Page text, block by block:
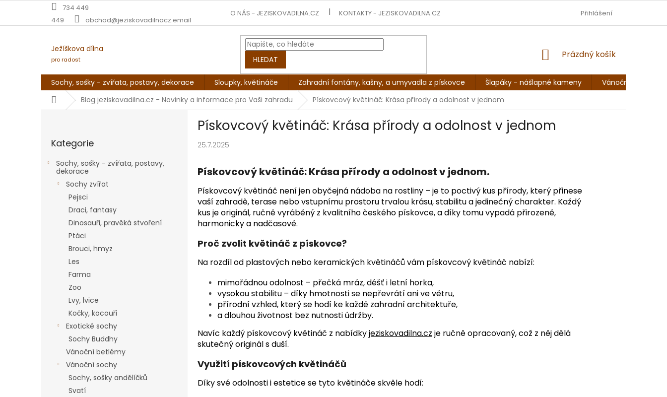
obsah
734 449
449
obchod@jeziskovadilnacz.email
O NÁS - JEZISKOVADILNA.CZ KONTAKTY - JEZISKOVADILNA.CZ OBCHODNÍ PODMÍNKY
Přihlášení
Ježíškova dílna
pro radost HLEDAT
NÁKUPNÍ
Prázdný košík
Sochy, sošky - zvířata, postavy, dekorace Sloupky, květináče Zahradní fontány, kašny, a umyvadla z pískovce Šlapáky - nášlapné kameny
Vánoční sochy,
DomůBlog jeziskovadilna.cz - Novinky a informace pro Vaši zahradu Pískovcový květináč: Krása přírody a odolnost v jednom
kategorie
Kategorie
Sochy, sošky - zvířata, postavy,
dekorace
Sochy zvířat
Pejsci
Draci, fantasy
Dinosauři, pravěká stvoření
Ptáci
Brouci, hmyz
Les
Farma
Zoo
Lvy, lvice
Kočky, kocouři
Exotické sochy
Sochy Buddhy
Vánoční betlémy
Vánoční sochy
Sochy, sošky andělíčků
Svatí
Pískovcový květináč: Krása přírody a odolnost v jednom
25.7.2025
Pískovcový květináč: Krása přírody a odolnost v jednom.
Pískovcový květináč není jen obyčejná nádoba na rostliny – je to poctivý kus přírody, který přinese
vaší zahradě, terase nebo vstupnímu prostoru trvalou krásu, stabilitu a jedinečný charakter. Každý
kus je originál, ručně vyráběný z kvalitního českého pískovce, a díky tomu vypadá přirozeně,
harmonicky a nadčasově.
Proč zvolit květináč z pískovce?
Na rozdíl od plastových nebo keramických květináčů vám pískovcový květináč nabízí:
mimořádnou odolnost – přečká mráz, déšť i letní horka,
vysokou stabilitu – díky hmotnosti se nepřevrátí ani ve větru,
přírodní vzhled, který se hodí ke každé zahradní architektuře,
a dlouhou životnost bez nutnosti údržby.
Navíc každý pískovcový květináč z nabídkyjeziskovadilna.cz je ručně opracovaný, což z něj dělá
skutečný originál s duší.
Využití pískovcových květináčů
Díky své odolnosti i estetice se tyto květináče skvěle hodí: